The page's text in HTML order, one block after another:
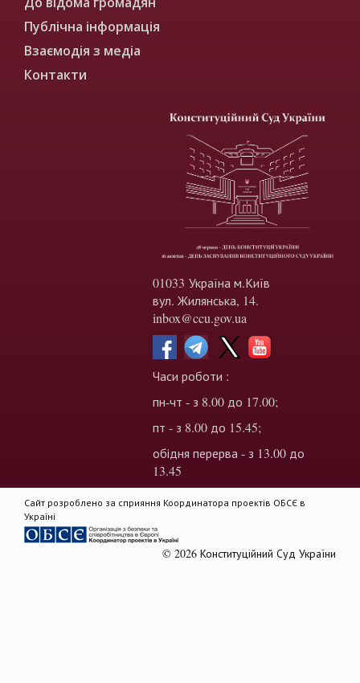
Публічна інформація
Взаємодія з медіа
Контакти
01033 Україна м.Київ
вул. Жилянська, 14.
inbox@ccu.gov.ua
Часи роботи :
пн-чт - з 8.00 до 17.00;
пт - з 8.00 до 15.45;
обідня перерва - з 13.00 до
13.45
Сайт розроблено за сприяння Координатора проектів ОБСЄ в
Україні
© 2026 Конституційний Суд України